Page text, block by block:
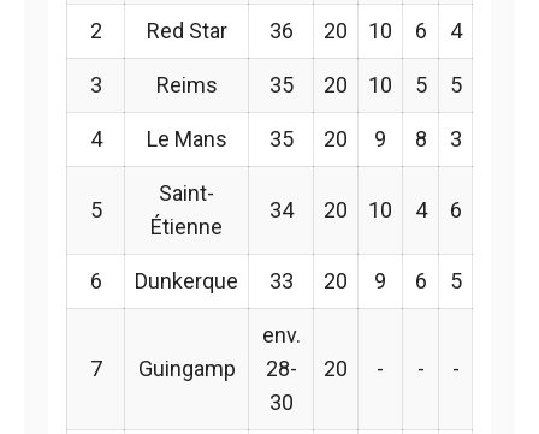
2 Red Star 36 20 10 6 4
3 Reims 35 20 10 5 5
4 Le Mans 35 20 9 8 3
5
Saint-
Étienne
34 20 10 4 6
6 Dunkerque 33 20 9 6 5
7 Guingamp
env.
28-
30
20 - - -